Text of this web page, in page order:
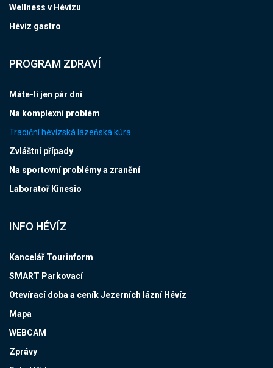
Wellness v Hévízu
Hévíz gastro
PROGRAM ZDRAVÍ
Máte-li jen pár dní
Na komplexní problém
Tradiční hévízská lázeňská kúra
Zvláštní případy
Na sportovní problémy a zranění
Laboratoř Kinesio
INFO HÉVÍZ
Kancelář Tourinform
SMART Parkovací
Otevírací doba a ceník Jezerních lázní Hévíz
Mapa
WEBCAM
Zprávy